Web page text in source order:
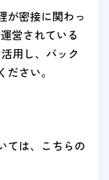
が密接に関わっ
営されている
用し、バック
さい。
ては、こちらの